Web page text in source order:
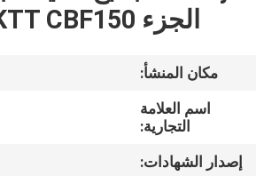
المنتجات
أشرطة
فيديو
حولنا
الجزء KTT CBF150 الجملة
مكان المنشأ:
اسم العلامة
التجارية:
إصدار الشهادات: